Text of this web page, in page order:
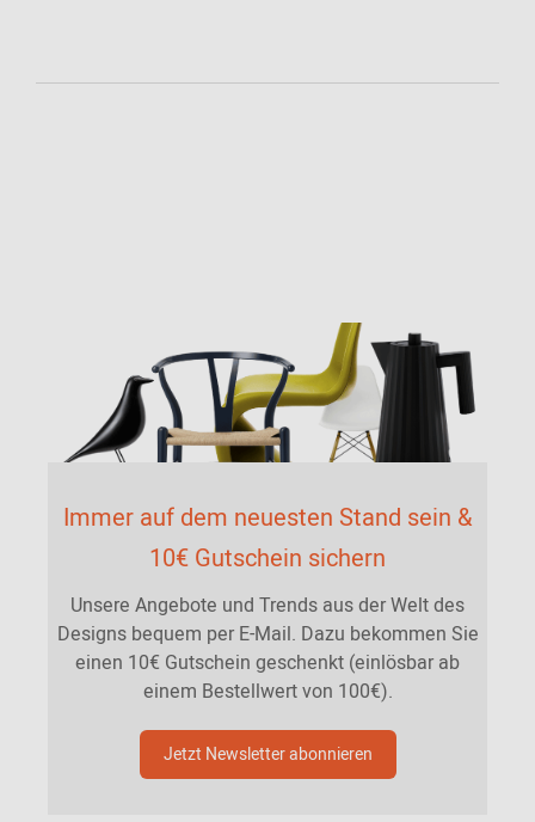
Immer auf dem neuesten Stand sein &
10€ Gutschein sichern
Unsere Angebote und Trends aus der Welt des
Designs bequem per E-Mail. Dazu bekommen Sie
einen 10€ Gutschein geschenkt (einlösbar ab
einem Bestellwert von 100€).
Jetzt Newsletter abonnieren